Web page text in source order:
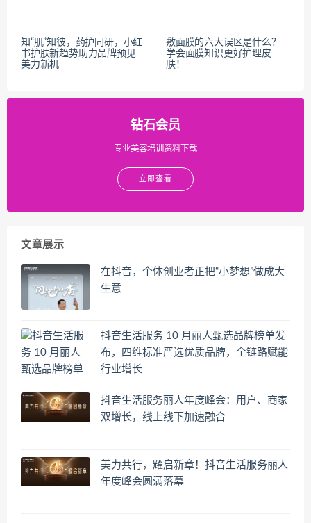
知“肌”知彼，药护同研，小红
书护肤新趋势助力品牌预见
美力新机
敷面膜的六大误区是什么？
学会面膜知识更好护理皮
肤！
钻石会员
专业美容培训资料下载
立即查看
文章展示
在抖音，个体创业者正把“小梦想”做成大
生意
抖音生活服务 10 月丽人甄选品牌榜单发
布，四维标准严选优质品牌，全链路赋能
行业增长
抖音生活服务丽人年度峰会：用户、商家
双增长，线上线下加速融合
美力共行，耀启新章！抖音生活服务丽人
年度峰会圆满落幕